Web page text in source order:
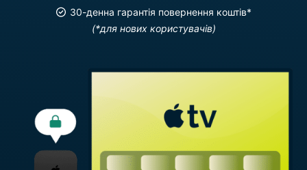
30-денна гарантія повернення коштів*
(*для нових користувачів)